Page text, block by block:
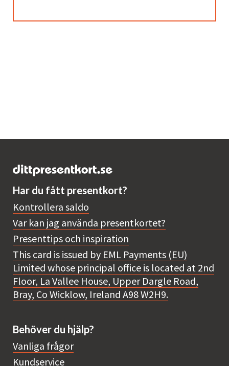
Har du fått presentkort?
Kontrollera saldo
Var kan jag använda presentkortet?
Presenttips och inspiration
This card is issued by EML Payments (EU)
Limited whose principal office is located at 2nd
Floor, La Vallee House, Upper Dargle Road,
Bray, Co Wicklow, Ireland A98 W2H9.
Behöver du hjälp?
Vanliga frågor
Kundservice